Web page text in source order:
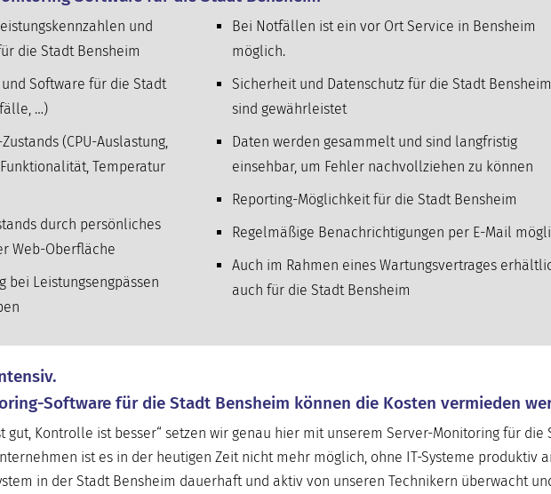
und
die Stadt Bensheim
Software für die Stadt
…)
(CPU-Auslastung,
Temperatur
durch persönliches
Web-Oberfläche
bei Leistungsengpässen
Bei Notfällen ist ein vor Ort Service in Bensheim
möglich.
Sicherheit und Datenschutz für die Stadt Bensheim
sind gewährleistet
Daten werden gesammelt und sind langfristig
einsehbar, um Fehler nachvollziehen zu können
Reporting-Möglichkeit für die Stadt Bensheim
Regelmäßige Benachrichtigungen per E-Mail
Auch im Rahmen eines Wartungsvertrages
auch für die Stadt Bensheim
Software für die Stadt Bensheim können die Kosten vermieden
gut, Kontrolle ist besser“ setzen wir genau hier mit unserem Server-Monitoring für die
ist es in der heutigen Zeit nicht mehr möglich, ohne IT-Systeme produktiv
in der Stadt Bensheim dauerhaft und aktiv von unseren Technikern überwacht